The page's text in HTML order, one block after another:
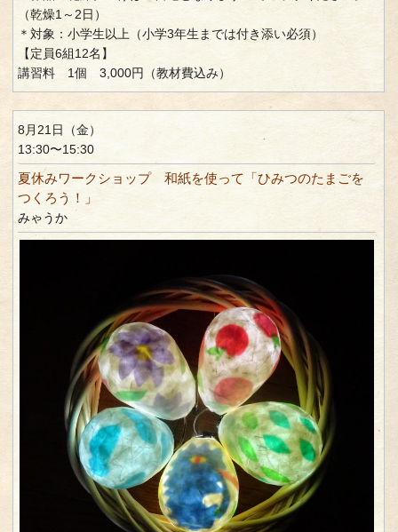
（乾燥1～2日）
＊対象：小学生以上（小学3年生までは付き添い必須）
【定員6組12名】
講習料 1個 3,000円（教材費込み）
8月21日（金）
13:30〜15:30
夏休みワークショップ 和紙を使って「ひみつのたまごを
つくろう！」
みゃうか